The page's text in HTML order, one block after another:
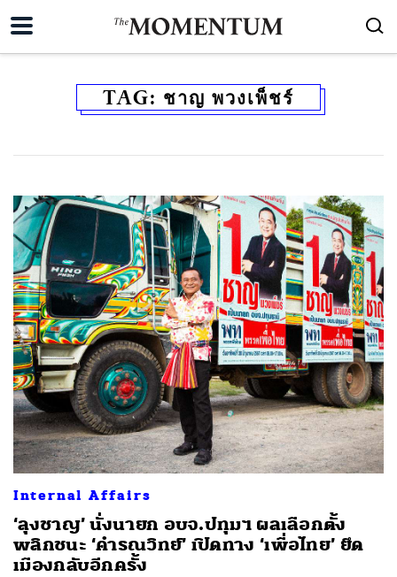
TAG: ชาญ พวงเพ็ชร์
Internal Affairs
‘ลุงชาญ’ นั่งนายก อบจ.ปทุมฯ ผลเลือกตั้ง
พลิกชนะ ‘คำรณวิทย์’ เปิดทาง ‘เพื่อไทย’ ยึด
เมืองกลับอีกครั้ง